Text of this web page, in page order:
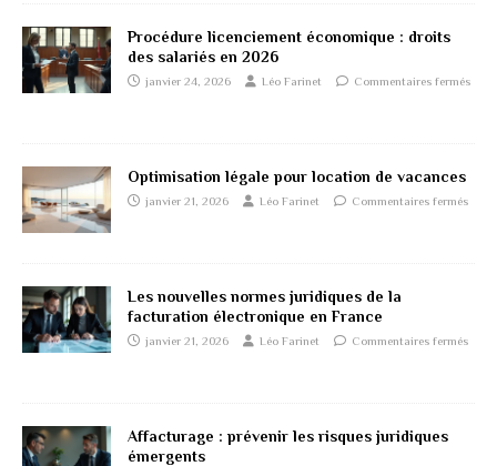
Procédure licenciement économique : droits
des salariés en 2026
janvier 24, 2026 Léo Farinet Commentaires fermés
Optimisation légale pour location de vacances
janvier 21, 2026 Léo Farinet Commentaires fermés
Les nouvelles normes juridiques de la
facturation électronique en France
janvier 21, 2026 Léo Farinet Commentaires fermés
Affacturage : prévenir les risques juridiques
émergents